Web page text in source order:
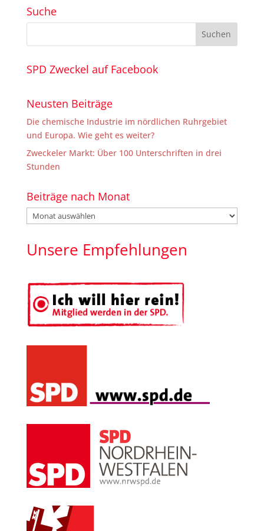
Suche
SPD Zweckel auf Facebook
Neusten Beiträge
Die chemische Industrie im nördlichen Ruhrgebiet
und Europa. Wie geht es weiter?
Zweckeler Markt: Über 100 Unterschriften in drei
Stunden
Beiträge nach Monat
Beiträge
nach
Unsere Empfehlungen